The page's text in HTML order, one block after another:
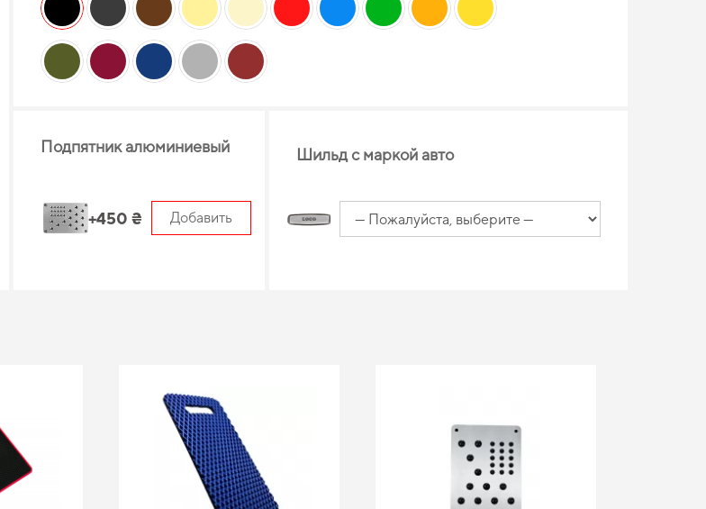
Подпятник алюминиевый
+450 ₴ Добавить
Шильд с маркой авто